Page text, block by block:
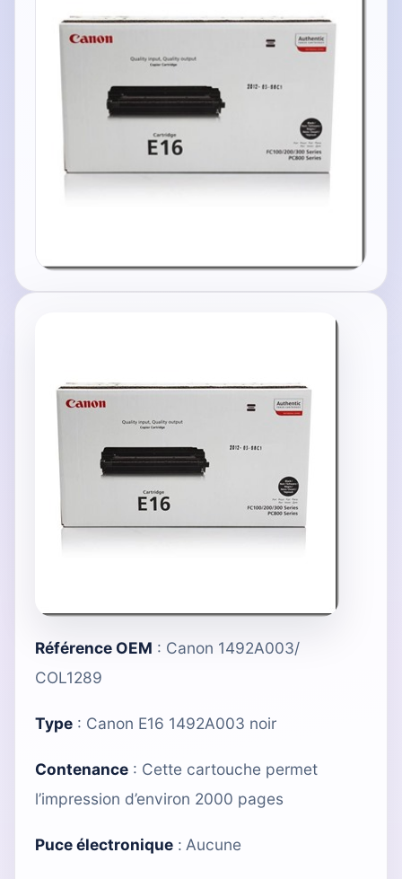
Référence OEM : Canon 1492A003/
COL1289
Type : Canon E16 1492A003 noir
Contenance : Cette cartouche permet
l’impression d’environ 2000 pages
Puce électronique : Aucune